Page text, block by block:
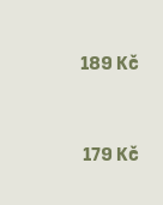
189 Kč
179 Kč